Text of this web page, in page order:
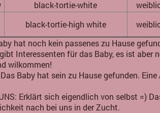
black-tortie-white
black-tortie-high white
hat noch kein passenes zu Hause
Interessenten für das Baby, es ist aber
wilkommen!
Baby hat sein zu Hause gefunden.
Erklärt sich eigendlich von selbst =)
nach bei uns in der Zucht.